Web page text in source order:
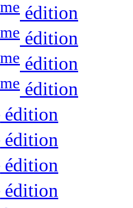
édition
édition
édition
édition
édition
édition
édition
édition